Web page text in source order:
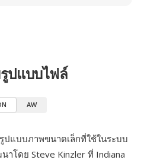
ปแบบไฟล์
AW
ปแบบภาพขนาดเล็กที่ใช้ในระบบ
าโดย Steve Kinzler ที่ Indiana